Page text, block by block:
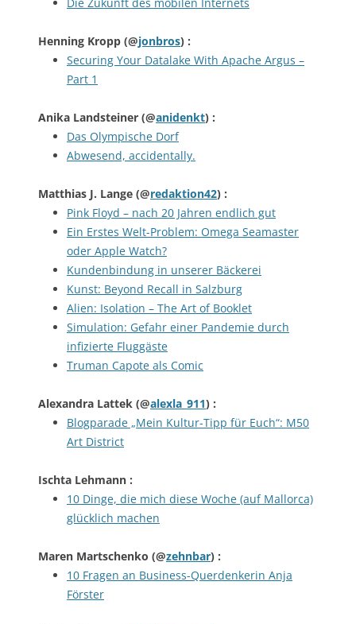
Henning Kropp (@jonbros) :
Securing Your Datalake With Apache Argus –
Part 1
Anika Landsteiner (@anidenkt) :
Das Olympische Dorf
Abwesend, accidentally.
Matthias J. Lange (@redaktion42) :
Pink Floyd – nach 20 Jahren endlich gut
Ein Erstes Welt-Problem: Omega Seamaster
oder Apple Watch?
Kundenbindung in unserer Bäckerei
Kunst: Beyond Recall in Salzburg
Alien: Isolation – The Art of Booklet
Simulation: Gefahr einer Pandemie durch
infizierte Fluggäste
Truman Capote als Comic
Alexandra Lattek (@alexla_911) :
Blogparade „Mein Kultur-Tipp für Euch“: M50
Art District
Ischta Lehmann :
10 Dinge, die mich diese Woche (auf Mallorca)
glücklich machen
Maren Martschenko (@zehnbar) :
10 Fragen an Business-Querdenkerin Anja
Förster